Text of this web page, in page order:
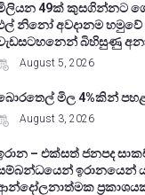
49ක් කුසගින්නට
නිනෝ අවදානම
බිහිසුණු
August 5, 2026
මිල 4%කින්
August 3, 2026
– එක්සත් ජනපද
ඉරානයෙන්